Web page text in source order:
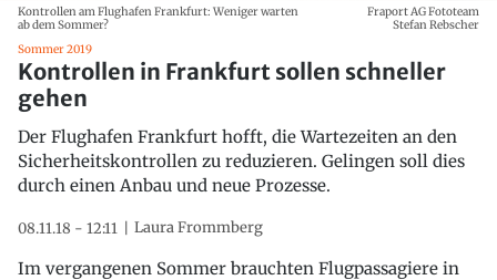
Kontrollen am Flughafen Frankfurt: Weniger warten
ab dem Sommer?
Fraport AG Fototeam
Stefan Rebscher
Sommer 2019
Kontrollen in Frankfurt sollen schneller
gehen
Der Flughafen Frankfurt hofft, die Wartezeiten an den
Sicherheitskontrollen zu reduzieren. Gelingen soll dies
durch einen Anbau und neue Prozesse.
08.11.18 - 12:11 Laura Frommberg
Im vergangenen Sommer brauchten Flugpassagiere in